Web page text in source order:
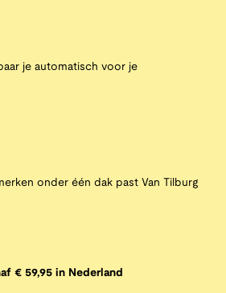
je automatisch voor je
onder één dak past Van Tilburg
€ 59,95 in Nederland